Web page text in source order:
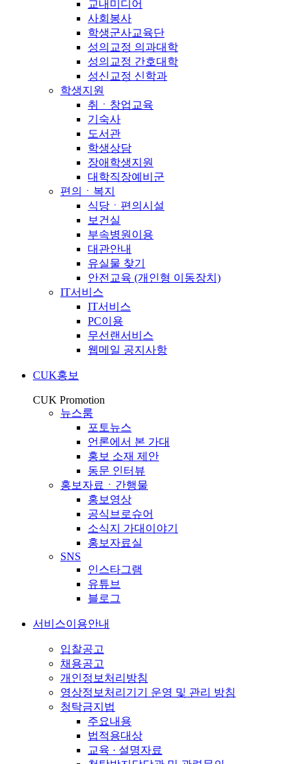
교내미디어
사회봉사
학생군사교육단
성의교정 의과대학
성의교정 간호대학
성신교정 신학과
학생지원
취ㆍ창업교육
기숙사
도서관
학생상담
장애학생지원
대학직장예비군
편의ㆍ복지
식당ㆍ편의시설
보건실
부속병원이용
대관안내
유실물 찾기
안전교육 (개인형 이동장치)
IT서비스
IT서비스
PC이용
무선랜서비스
웹메일 공지사항
CUK홍보
CUK Promotion
뉴스룸
포토뉴스
언론에서 본 가대
홍보 소재 제안
동문 인터뷰
홍보자료ㆍ간행물
홍보영상
공식브로슈어
소식지 가대이야기
홍보자료실
SNS
인스타그램
유튜브
블로그
서비스이용안내
입찰공고
채용공고
개인정보처리방침
영상정보처리기기 운영 및 관리 방침
청탁금지법
주요내용
법적용대상
교육 · 설명자료